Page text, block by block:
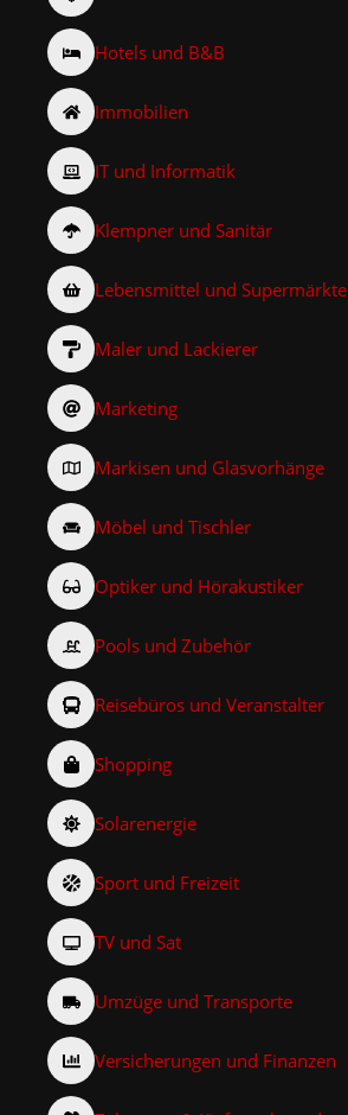
Hotels und B&B
Immobilien
IT und Informatik
Klempner und Sanitär
Lebensmittel und Supermärkte
Maler und Lackierer
Marketing
Markisen und Glasvorhänge
Möbel und Tischler
Optiker und Hörakustiker
Pools und Zubehör
Reisebüros und Veranstalter
Shopping
Solarenergie
Sport und Freizeit
TV und Sat
Umzüge und Transporte
Versicherungen und Finanzen